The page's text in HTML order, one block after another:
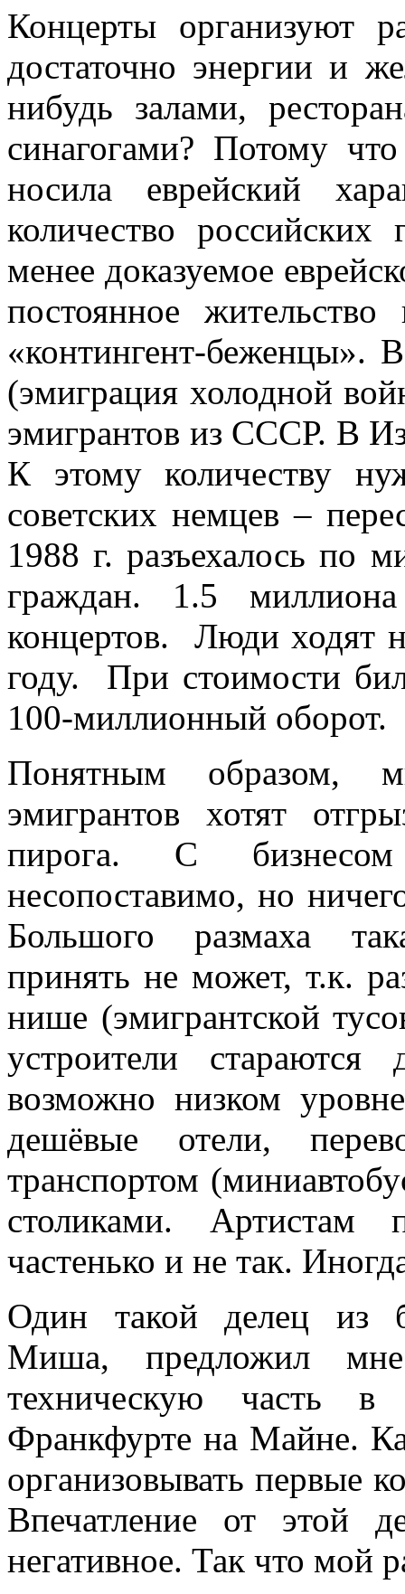
Концерты организуют
достаточно энергии и
нибудь залами,
синагогами? Потому
носила еврейский
количество
менее доказуемое
постоянное
«контингент-
(эмиграция холодной
эмигрантов из СССР. В
К этому количеству
советских немцев –
1988 г. разъехалось по
граждан. 1.5 миллиона
концертов. Люди ходят
году. При стоимости
100-миллионный оборот.
Понятным образом,
эмигрантов хотят
пирога. С
несопоставимо, но
Большого размаха
принять не может, т.к.
нише (эмигрантской
устроители
возможно низком
дешёвые отели,
транспортом
столиками. Артистам
частенько и не так.
Один такой делец из
Миша, предложил
техническую часть
Франкфурте на Майне.
организовывать первые
Впечатление от этой
негативное. Так что мой